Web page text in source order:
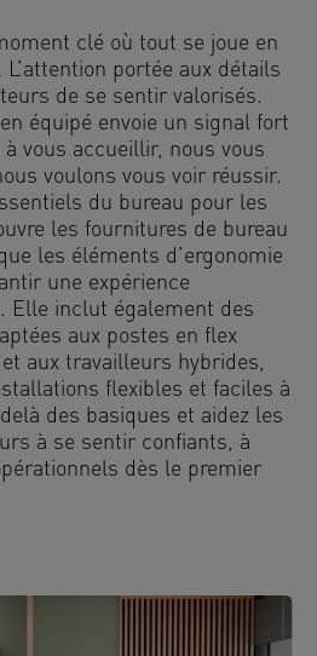
clé où tout se joue en
portée aux détails
de se sentir valorisés.
équipé envoie un signal fort
vous accueillir, nous vous
voulons vous voir réussir.
du bureau pour les
les fournitures de bureau
les éléments d’ergonomie
une expérience
Elle inclut également des
aux postes en flex
aux travailleurs hybrides,
flexibles et faciles à
des basiques et aidez les
à se sentir confiants, à
dès le premier